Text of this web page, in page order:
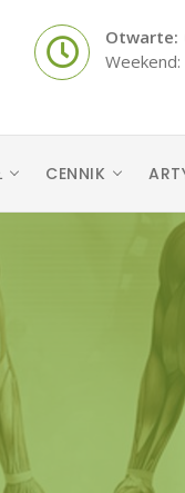
Otwarte:
Weekend:
CENNIK